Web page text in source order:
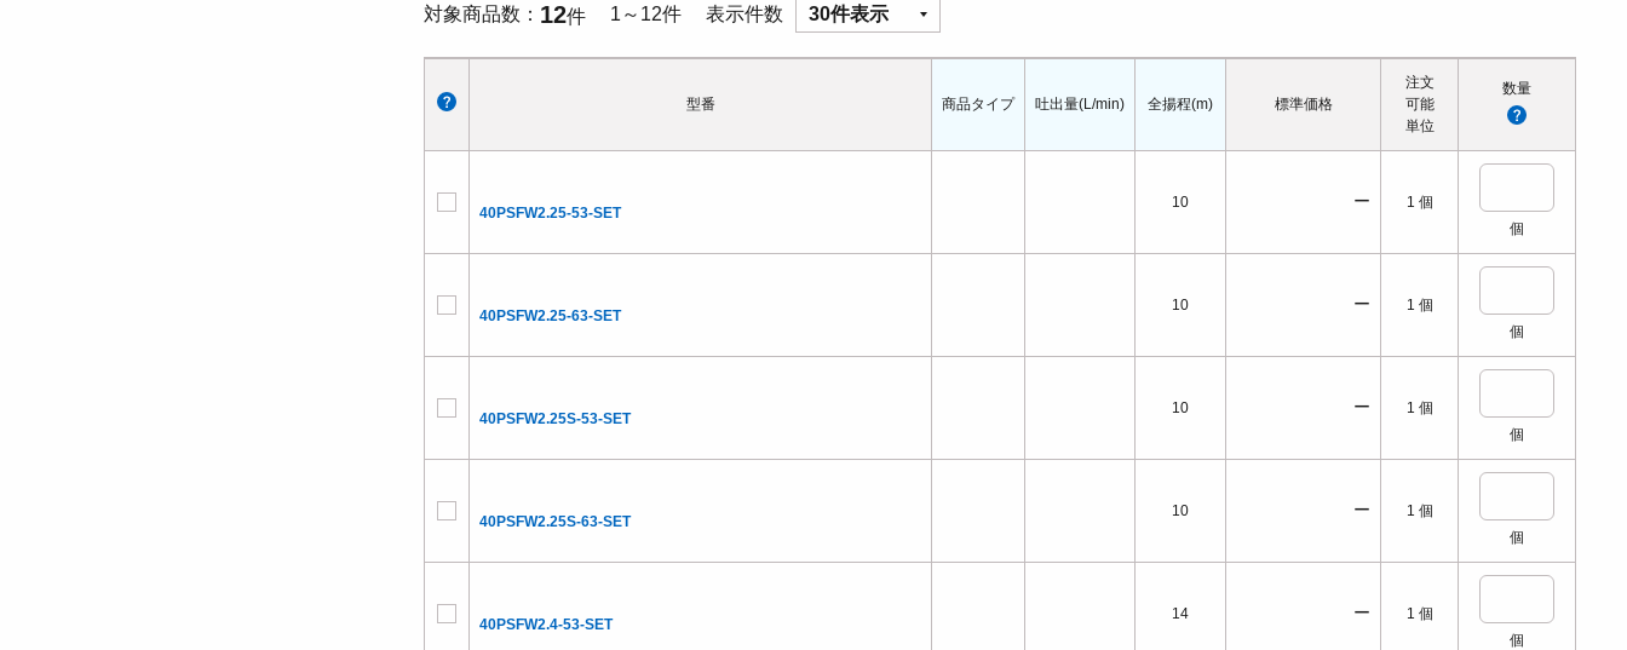
対象商品数 12件 1～12件 表示件数 30件表示
型番
40PSFW2.25-53-SET
40PSFW2.25-63-SET
40PSFW2.25S-53-SET
40PSFW2.25S-63-SET
40PSFW2.4-53-SET
商品タイプ 吐出量(L/min) 全揚程(m)
10
10
10
10
14
標準価格
注文
可能
単位
数量
ー 1 個
個
ー 1 個
個
ー 1 個
個
ー 1 個
個
ー 1 個
個